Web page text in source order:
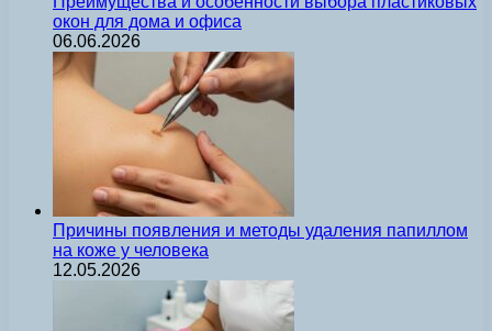
окон для дома и офиса
06.06.2026
Причины появления и методы удаления папиллом
на коже у человека
12.05.2026